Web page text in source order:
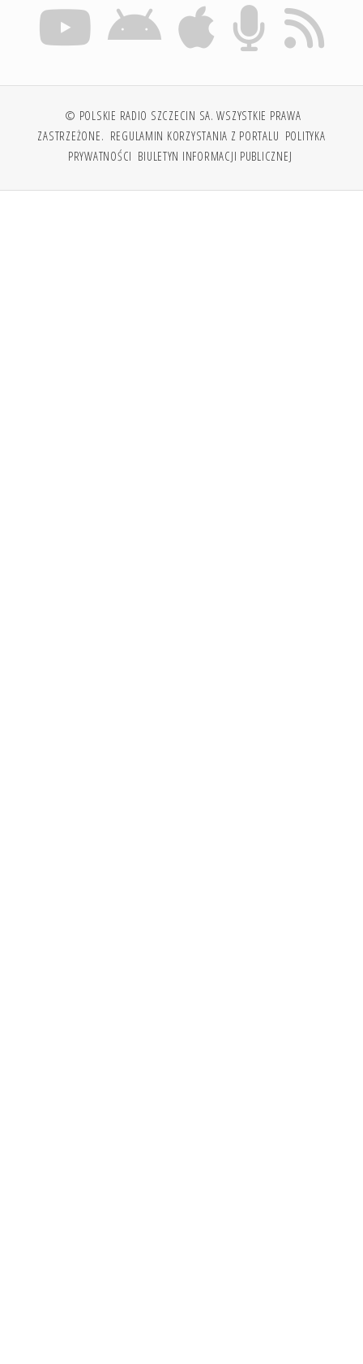
© POLSKIE RADIO SZCZECIN SA. WSZYSTKIE PRAWA
ZASTRZEŻONE. REGULAMIN KORZYSTANIA Z PORTALU POLITYKA
PRYWATNOŚCI BIULETYN INFORMACJI PUBLICZNEJ